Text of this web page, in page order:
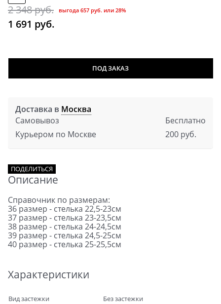
2 348 руб.
1 691 руб.
выгода 657 руб. или 28%
ПОД ЗАКАЗ
Доставка в Москва
Самовывоз
Бесплатно
Курьером по Москве
200 руб.
ПОДЕЛИТЬСЯ
Описание
Справочник по размерам:
36 размер - стелька 22,5-23см
37 размер - стелька 23-23,5см
38 размер - стелька 24-24,5см
39 размер - стелька 24,5-25см
40 размер - стелька 25-25,5см
Характеристики
Вид застежки
Без застежки